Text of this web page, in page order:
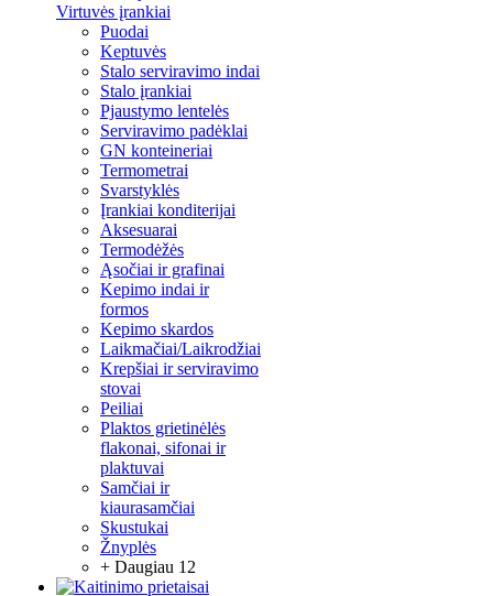
Virtuvės įrankiai
Puodai
Keptuvės
Stalo serviravimo indai
Stalo įrankiai
Pjaustymo lentelės
Serviravimo padėklai
GN konteineriai
Termometrai
Svarstyklės
Įrankiai konditerijai
Aksesuarai
Termodėžės
Ąsočiai ir grafinai
Kepimo indai ir
formos
Kepimo skardos
Laikmačiai/Laikrodžiai
Krepšiai ir serviravimo
stovai
Peiliai
Plaktos grietinėlės
flakonai, sifonai ir
plaktuvai
Samčiai ir
kiaurasamčiai
Skustukai
Žnyplės
+ Daugiau 12